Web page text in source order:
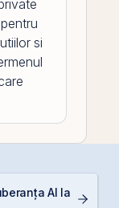
si
AI la